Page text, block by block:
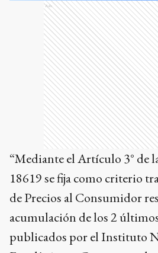
Ads
“Mediante el Artículo 3° de
18619 se fija como criterio
de Precios al Consumidor
acumulación de los 2
publicados por el Instituto